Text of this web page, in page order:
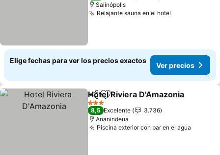
Salinópolis
Relajante sauna en el hotel
Elige fechas para ver los precios exactos
Ver precios
CompartirAgregar a favoritos
Hotel Riviera D'Amazonia
3 Estrellas
8,5 Excelente
3.736
Ananindeua
Piscina exterior con bar en el agua